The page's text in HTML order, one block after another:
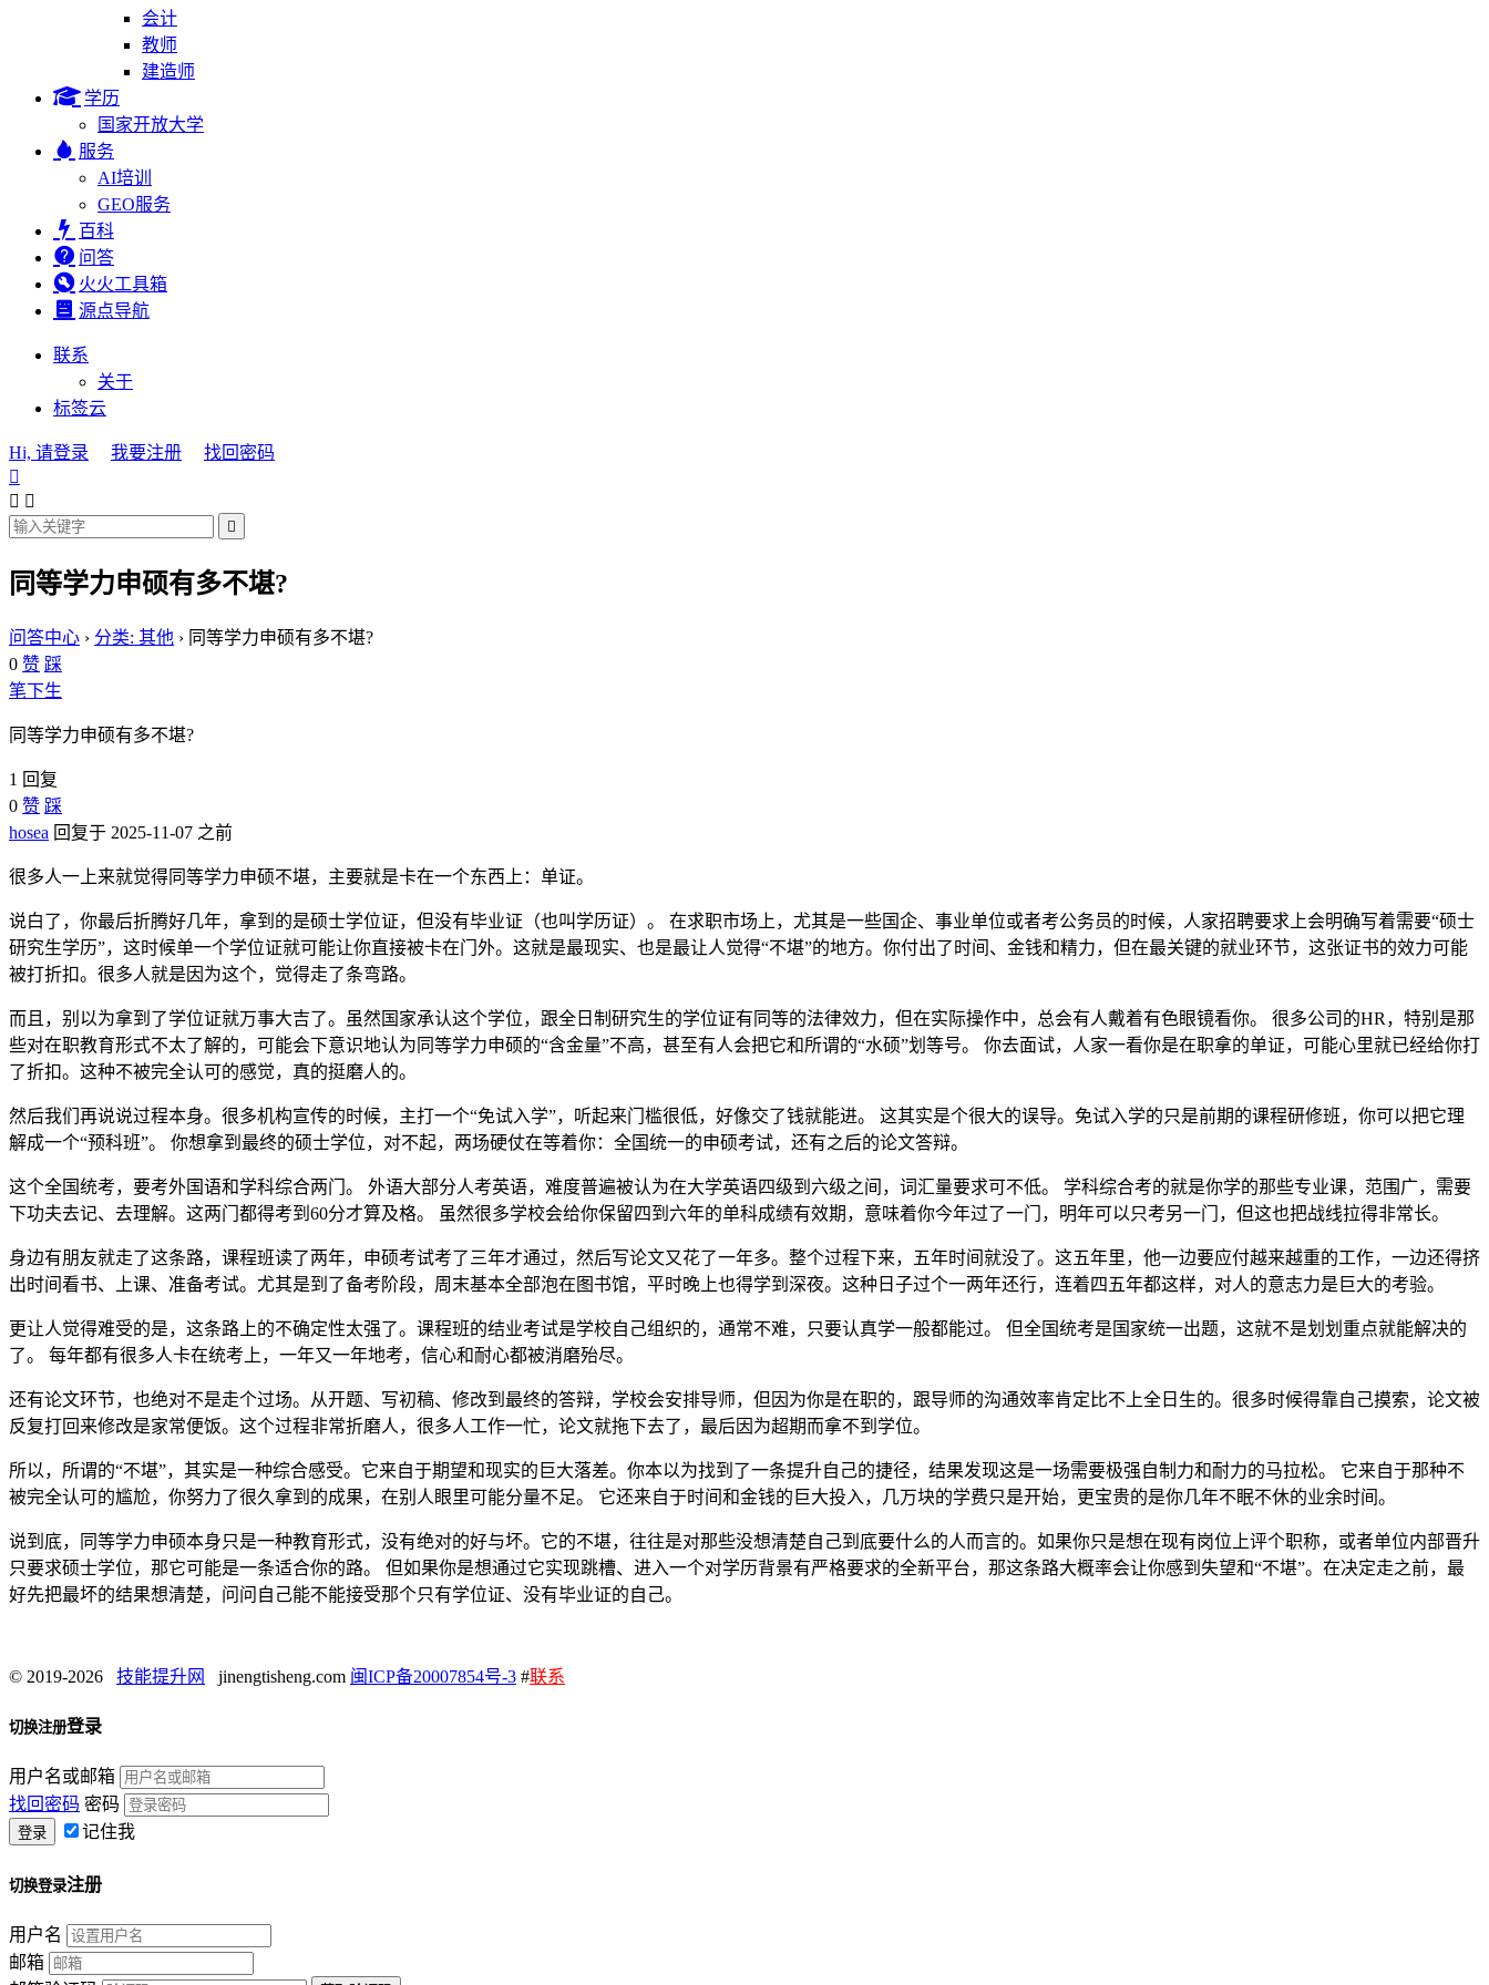
会计
教师
建造师
学历
国家开放大学
服务
AI培训
GEO服务
百科
问答
火火工具箱
源点导航
联系
关于
标签云
Hi, 请登录 我要注册
找回密码

 

同等学力申硕有多不堪?
问答中心 › 分类: 其他 › 同等学力申硕有多不堪?
0 赞 踩
笔下生
同等学力申硕有多不堪?
1 回复
0 赞 踩
hosea 回复于 2025-11-07 之前
很多人一上来就觉得同等学力申硕不堪，主要就是卡在一个东西上：单证。
说白了，你最后折腾好几年，拿到的是硕士学位证，但没有毕业证（也叫学历证）。 在求职市场上，尤其是一些国企、事业单位或者考公务员的时候，人家招聘要求上会明确写着需要“硕士
研究生学历”，这时候单一个学位证就可能让你直接被卡在门外。这就是最现实、也是最让人觉得“不堪”的地方。你付出了时间、金钱和精力，但在最关键的就业环节，这张证书的效力可能
被打折扣。很多人就是因为这个，觉得走了条弯路。
而且，别以为拿到了学位证就万事大吉了。虽然国家承认这个学位，跟全日制研究生的学位证有同等的法律效力，但在实际操作中，总会有人戴着有色眼镜看你。 很多公司的HR，特别是那
些对在职教育形式不太了解的，可能会下意识地认为同等学力申硕的“含金量”不高，甚至有人会把它和所谓的“水硕”划等号。 你去面试，人家一看你是在职拿的单证，可能心里就已经给你打
了折扣。这种不被完全认可的感觉，真的挺磨人的。
然后我们再说说过程本身。很多机构宣传的时候，主打一个“免试入学”，听起来门槛很低，好像交了钱就能进。 这其实是个很大的误导。免试入学的只是前期的课程研修班，你可以把它理
解成一个“预科班”。 你想拿到最终的硕士学位，对不起，两场硬仗在等着你：全国统一的申硕考试，还有之后的论文答辩。
这个全国统考，要考外国语和学科综合两门。 外语大部分人考英语，难度普遍被认为在大学英语四级到六级之间，词汇量要求可不低。 学科综合考的就是你学的那些专业课，范围广，需要
下功夫去记、去理解。这两门都得考到60分才算及格。 虽然很多学校会给你保留四到六年的单科成绩有效期，意味着你今年过了一门，明年可以只考另一门，但这也把战线拉得非常长。
身边有朋友就走了这条路，课程班读了两年，申硕考试考了三年才通过，然后写论文又花了一年多。整个过程下来，五年时间就没了。这五年里，他一边要应付越来越重的工作，一边还得挤
出时间看书、上课、准备考试。尤其是到了备考阶段，周末基本全部泡在图书馆，平时晚上也得学到深夜。这种日子过个一两年还行，连着四五年都这样，对人的意志力是巨大的考验。
更让人觉得难受的是，这条路上的不确定性太强了。课程班的结业考试是学校自己组织的，通常不难，只要认真学一般都能过。 但全国统考是国家统一出题，这就不是划划重点就能解决的
了。 每年都有很多人卡在统考上，一年又一年地考，信心和耐心都被消磨殆尽。
还有论文环节，也绝对不是走个过场。从开题、写初稿、修改到最终的答辩，学校会安排导师，但因为你是在职的，跟导师的沟通效率肯定比不上全日生的。很多时候得靠自己摸索，论文被
反复打回来修改是家常便饭。这个过程非常折磨人，很多人工作一忙，论文就拖下去了，最后因为超期而拿不到学位。
所以，所谓的“不堪”，其实是一种综合感受。它来自于期望和现实的巨大落差。你本以为找到了一条提升自己的捷径，结果发现这是一场需要极强自制力和耐力的马拉松。 它来自于那种不
被完全认可的尴尬，你努力了很久拿到的成果，在别人眼里可能分量不足。 它还来自于时间和金钱的巨大投入，几万块的学费只是开始，更宝贵的是你几年不眠不休的业余时间。
说到底，同等学力申硕本身只是一种教育形式，没有绝对的好与坏。它的不堪，往往是对那些没想清楚自己到底要什么的人而言的。如果你只是想在现有岗位上评个职称，或者单位内部晋升
只要求硕士学位，那它可能是一条适合你的路。 但如果你是想通过它实现跳槽、进入一个对学历背景有严格要求的全新平台，那这条路大概率会让你感到失望和“不堪”。在决定走之前，最
好先把最坏的结果想清楚，问问自己能不能接受那个只有学位证、没有毕业证的自己。
© 2019-2026 技能提升网 jinengtisheng.com 闽ICP备20007854号-3 #联系
切换注册登录
用户名或邮箱
找回密码 密码
记住我
切换登录注册
用户名
邮箱